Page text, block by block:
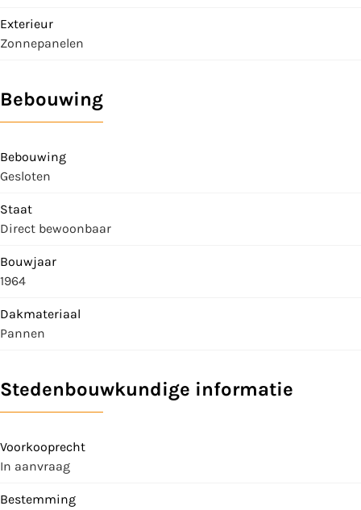
Exterieur
Zonnepanelen
Bebouwing
Bebouwing
Gesloten
Staat
Direct bewoonbaar
Bouwjaar
1964
Dakmateriaal
Pannen
Stedenbouwkundige informatie
Voorkooprecht
In aanvraag
Bestemming